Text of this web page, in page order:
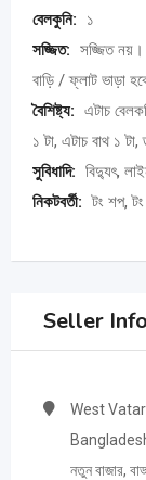
বেলকুনি:
১
সজ্জিত: সজ্জিত নয়।
বাড়ি / ফ্লাট ভাড়া
বৈশিষ্ট্য: এটাচ
১ টা, এটাচ বাথ ১
সুবিধাদি: বিদ্যুৎ,
নিকটবর্তী: টং শপ,
Seller
West
নতুন বাজার,